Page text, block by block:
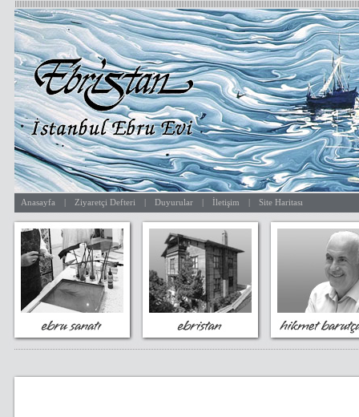
Anasayfa | Ziyaretçi Defteri | Duyurular | İletişim | Site Haritası